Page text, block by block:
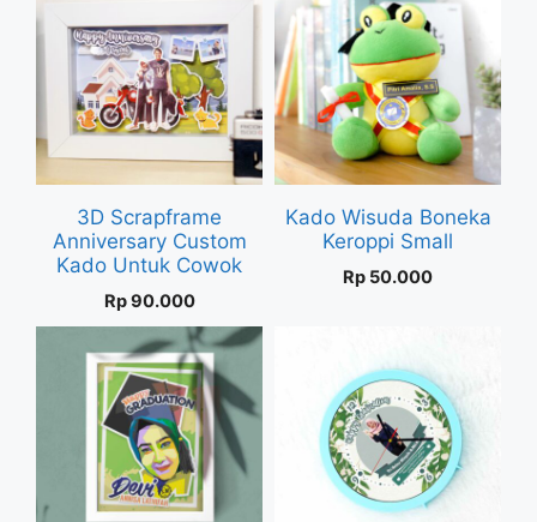
3D Scrapframe
Anniversary Custom
Kado Untuk Cowok
Rp90.000
Kado Wisuda Boneka
Keroppi Small
Rp 50.000